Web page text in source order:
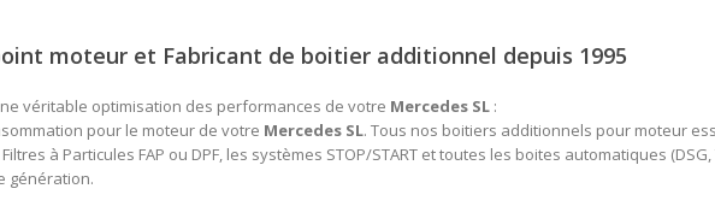
moteur et Fabricant de boitier additionnel depuis 1995
véritable optimisation des performances de votre Mercedes SL :
pour le moteur de votre Mercedes SL. Tous nos boitiers additionnels pour moteur
à Particules FAP ou DPF, les systèmes STOP/START et toutes les boites automatiques
génération.